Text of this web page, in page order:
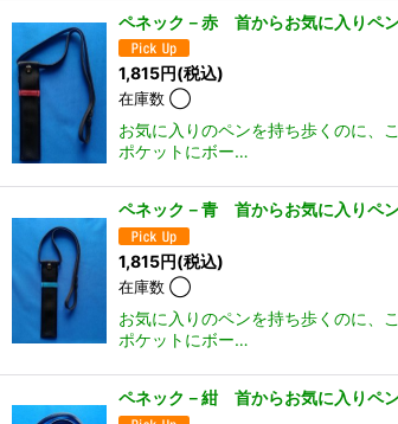
ペネック－赤 首からお気に入りペ
1,815円(税込)
在庫数 ◯
お気に入りのペンを持ち歩くのに、
ポケットにボー…
ペネック－青 首からお気に入りペ
1,815円(税込)
在庫数 ◯
お気に入りのペンを持ち歩くのに、
ポケットにボー…
ペネック－紺 首からお気に入りペ